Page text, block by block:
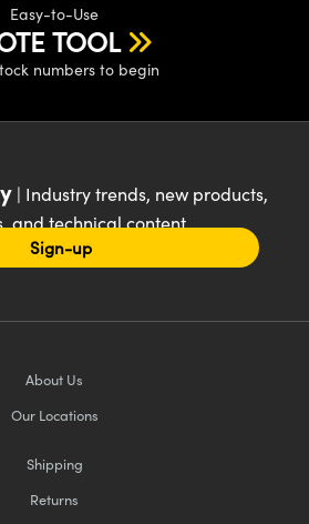
Easy-to-Use
TOOL
numbers to begin
| Industry trends, new products,
and technical content
Sign-up
About Us
Our Locations
Shipping
Returns